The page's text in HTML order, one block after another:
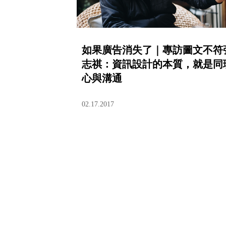
如果廣告消失了｜專訪圖文不符
志祺：資訊設計的本質，就是同
心與溝通
02.17.2017